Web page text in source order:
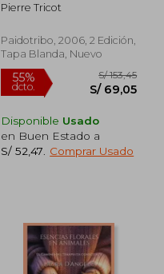
dcto.
Pierre Tricot
Paidotribo, 2006, 2 Edición,
Tapa Blanda, Nuevo
Disponible Usado
en Buen Estado a
S/ 52,47
Comprar Usado